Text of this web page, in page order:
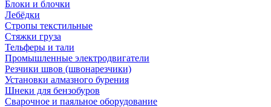
Блоки и блочки
Лебёдки
Стропы текстильные
Стяжки груза
Тельферы и тали
Промышленные электродвигатели
Резчики швов (швонарезчики)
Установки алмазного бурения
Шнеки для бензобуров
Сварочное и паяльное оборудование